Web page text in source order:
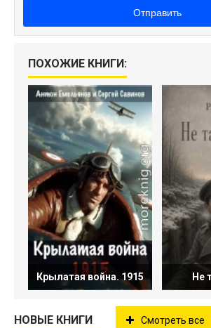
Отправить
ПОХОЖИЕ КНИГИ:
Крылатая война. 1915 Не
НОВЫЕ КНИГИ Смотреть все